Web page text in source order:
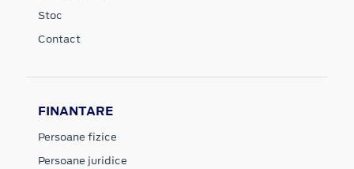
Stoc
Contact
FINANTARE
Persoane fizice
Persoane juridice